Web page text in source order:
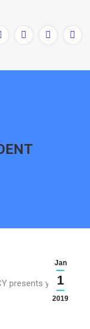
Jan
1
2019
presents you his